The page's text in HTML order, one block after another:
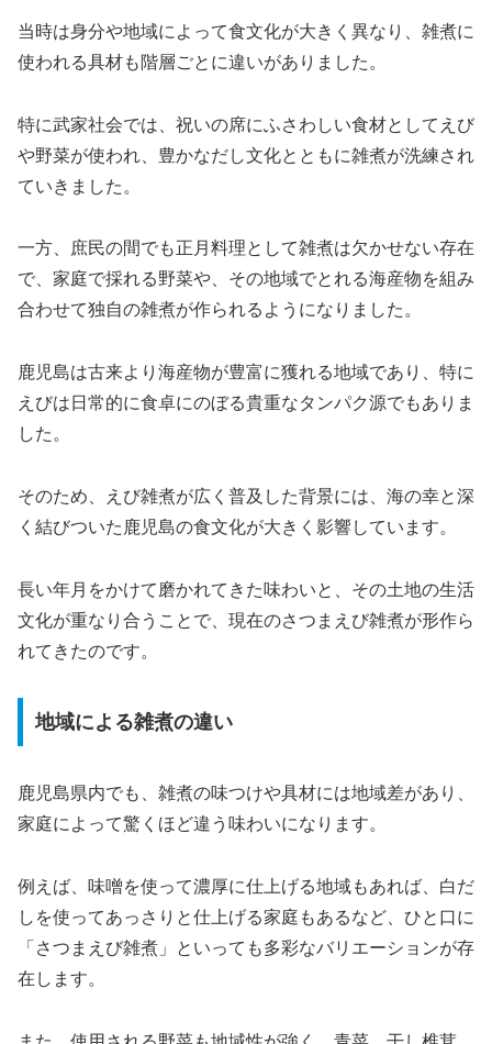
当時は身分や地域によって食文化が大きく異なり、雑煮に
使われる具材も階層ごとに違いがありました。
特に武家社会では、祝いの席にふさわしい食材としてえび
や野菜が使われ、豊かなだし文化とともに雑煮が洗練され
ていきました。
一方、庶民の間でも正月料理として雑煮は欠かせない存在
で、家庭で採れる野菜や、その地域でとれる海産物を組み
合わせて独自の雑煮が作られるようになりました。
鹿児島は古来より海産物が豊富に獲れる地域であり、特に
えびは日常的に食卓にのぼる貴重なタンパク源でもありま
した。
そのため、えび雑煮が広く普及した背景には、海の幸と深
く結びついた鹿児島の食文化が大きく影響しています。
長い年月をかけて磨かれてきた味わいと、その土地の生活
文化が重なり合うことで、現在のさつまえび雑煮が形作ら
れてきたのです。
地域による雑煮の違い
鹿児島県内でも、雑煮の味つけや具材には地域差があり、
家庭によって驚くほど違う味わいになります。
例えば、味噌を使って濃厚に仕上げる地域もあれば、白だ
しを使ってあっさりと仕上げる家庭もあるなど、ひと口に
「さつまえび雑煮」といっても多彩なバリエーションが存
在します。